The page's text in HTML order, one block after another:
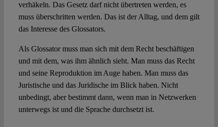
verhäkeln. Das Gesetz darf nicht übertreten werden, es
muss überschritten werden. Das ist der Alltag, und dem gilt
das Interesse des Glossators.
Als Glossator muss man sich mit dem Recht beschäftigen
und mit dem, was ihm ähnlich sieht. Man muss das Recht
und seine Reproduktion im Auge haben. Man muss das
Juristische und das Juridische im Blick haben. Nicht
unbedingt, aber bestimmt dann, wenn man in Netzwerken
unterwegs ist und die Sprache durchsetzt ist.